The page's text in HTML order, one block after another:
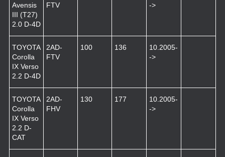
Avensis
III (T27)
2.0 D-4D
FTV
->
TOYOTA
Corolla
IX Verso
2.2 D-4D
2AD-
FTV
100 136
10.2005-
->
TOYOTA
Corolla
IX Verso
2.2 D-
CAT
2AD-
FHV
130 177
10.2005-
->